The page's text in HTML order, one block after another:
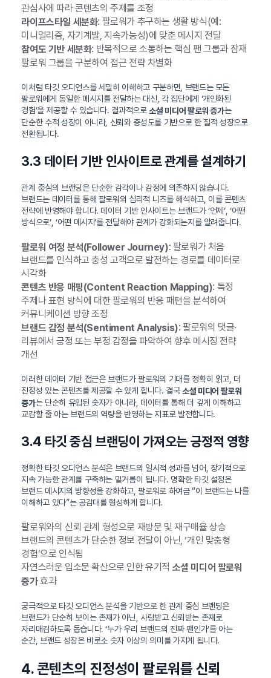
관심사에 따라 콘텐츠의 주제를 조정
라이프스타일 세분화: 팔로워가 추구하는 생활 방식(예:
미니멀리즘, 자기계발, 지속가능성)에 맞춘 메시지 전달
참여도 기반 세분화: 반복적으로 소통하는 핵심 팬 그룹과 잠재
팔로워 그룹을 구분하여 접근 전략 차별화
이처럼 타깃 오디언스를 세밀히 이해하고 구분하면, 브랜드는 모든
팔로워에게 동일한 메시지를 전달하는 대신, 각 집단에게 ‘개인화된
경험’을 제공할 수 있습니다. 결과적으로 소셜 미디어 팔로워 증가는
단순한 수적 성장이 아니라, 신뢰와 충성도를 기반으로 한 질적 성장으로
전환됩니다.
3.3 데이터 기반 인사이트로 관계를 설계하기
관계 중심의 브랜딩은 단순한 감각이나 감정에 의존하지 않습니다.
브랜드는 데이터를 통해 팔로워의 심리적 니즈를 해석하고, 이를 콘텐츠
전략에 반영해야 합니다. 데이터 기반 인사이트는 브랜드가 ‘언제’, ‘어떤
방식으로’, ‘어떤 메시지’를 전달해야 관계가 강화되는지를 알려줍니다.
팔로워 여정 분석(Follower Journey): 팔로워가 처음
브랜드를 인식하고 충성 고객으로 발전하는 경로를 데이터로
시각화
콘텐츠 반응 매핑(Content Reaction Mapping): 특정
주제나 표현 방식에 대한 팔로워의 반응 패턴을 분석하여
커뮤니케이션 방향 조정
브랜드 감정 분석(Sentiment Analysis): 팔로워의 댓글·
리뷰에서 긍정 또는 부정 감정을 파악하여 향후 메시징 전략
개선
이러한 데이터 기반 접근은 브랜드가 팔로워의 기대를 정확히 읽고, 더
진정성 있는 콘텐츠를 제공할 수 있게 합니다. 결국 소셜 미디어 팔로워
증가는 단순히 유입된 숫자가 아니라, 데이터를 통해 더 깊게 이해하고
교감할 줄 아는 브랜드의 역량을 반영하는 지표로 발전합니다.
3.4 타깃 중심 브랜딩이 가져오는 긍정적 영향
정확한 타깃 오디언스 분석은 브랜드의 일시적 성과를 넘어, 장기적으로
지속 가능한 관계를 구축하는 밑거름이 됩니다. 명확한 타깃 설정은
브랜드 메시지의 방향성을 강화하고, 팔로워로 하여금 “이 브랜드는 나를
이해하고 있다”는 공감대를 형성하게 합니다.
팔로워와의 신뢰 관계 형성으로 재방문 및 재구매율 상승
브랜드의 콘텐츠가 단순한 정보 전달이 아닌, ‘개인 맞춤형
경험’으로 인식됨
자연스러운 입소문 확산으로 인한 유기적 소셜 미디어 팔로워
증가효과
궁극적으로 타깃 오디언스 분석을 기반으로 한 관계 중심 브랜딩은
브랜드가 단순히 보이는 존재가 아닌, 사랑받고 신뢰받는 존재로
자리매김하도록 돕습니다. ‘누가 우리 브랜드의 진짜 팬인가’를 아는
순간, 브랜드 성장은 비로소 숫자 이상의 의미를 가지게 됩니다.
4. 콘텐츠의 진정성이 팔로워를 신뢰